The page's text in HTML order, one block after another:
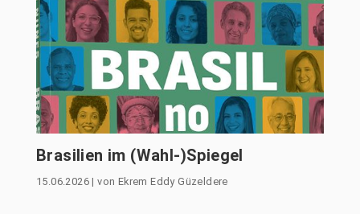
Brasilien im (Wahl-)Spiegel
15.06.2026|von Ekrem Eddy Güzeldere